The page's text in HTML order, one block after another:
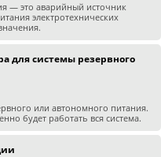
— это аварийный источник
электротехнических
для системы резервного
или автономного питания.
будет работать вся система.